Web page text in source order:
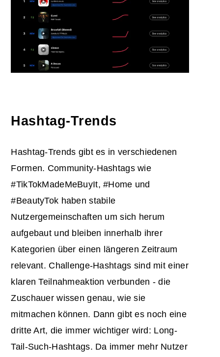
Hashtag-Trends
Hashtag-Trends gibt es in verschiedenen
Formen. Community-Hashtags wie
#TikTokMadeMeBuyIt, #Home und
#BeautyTok haben stabile
Nutzergemeinschaften um sich herum
aufgebaut und bleiben innerhalb ihrer
Kategorien über einen längeren Zeitraum
relevant. Challenge-Hashtags sind mit einer
klaren Teilnahmeaktion verbunden - die
Zuschauer wissen genau, wie sie
mitmachen können. Dann gibt es noch eine
dritte Art, die immer wichtiger wird: Long-
Tail-Such-Hashtags. Da immer mehr Nutzer